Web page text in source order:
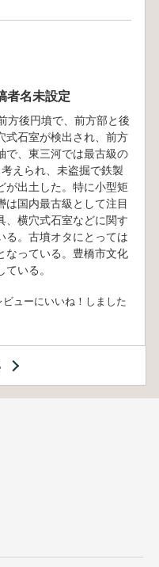
者名未設定
方後円墳で、前方部と後
式石室が検出され、前方
で、東三河では最古級の
えられ、未盗掘で鉄製
が出土した。特に小型矩
は国内最古級として注目
、横穴式石室などに関す
る。古墳オタにとっては
なっている。豊橋市文化
いる。
ビューにいいね！しました